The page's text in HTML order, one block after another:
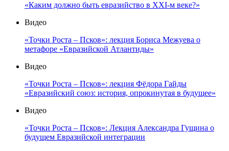
«Каким должно быть евразийство в XXI-м веке?»
Видео
«Точки Роста – Псков»: лекция Бориса Межуева о
метафоре «Евразийской Атлантиды»
Видео
«Точки Роста – Псков»: лекция Фёдора Гайды
«Евразийский союз: история, опрокинутая в будущее»
Видео
«Точки Роста – Псков»: Лекция Александра Гущина о
будущем Евразийской интеграции